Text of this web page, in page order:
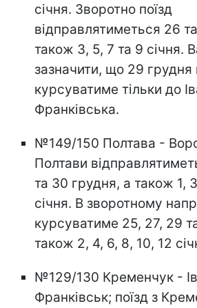
січня. Зворотно поїзд
відправлятиметься 26
також 3, 5, 7 та 9 січня.
зазначити, що 29 грудня
курсуватиме тільки до
Франківська.
№149/150 Полтава -
Полтави
та 30 грудня, а також 1,
січня. В зворотному
курсуватиме 25, 27, 29
також 2, 4, 6, 8, 10, 12
№129/130 Кременчук -
Франківськ; поїзд з